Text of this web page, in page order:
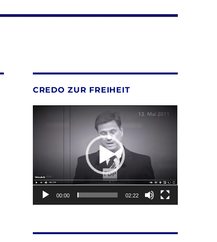
CREDO ZUR FREIHEIT
00:00 02:22